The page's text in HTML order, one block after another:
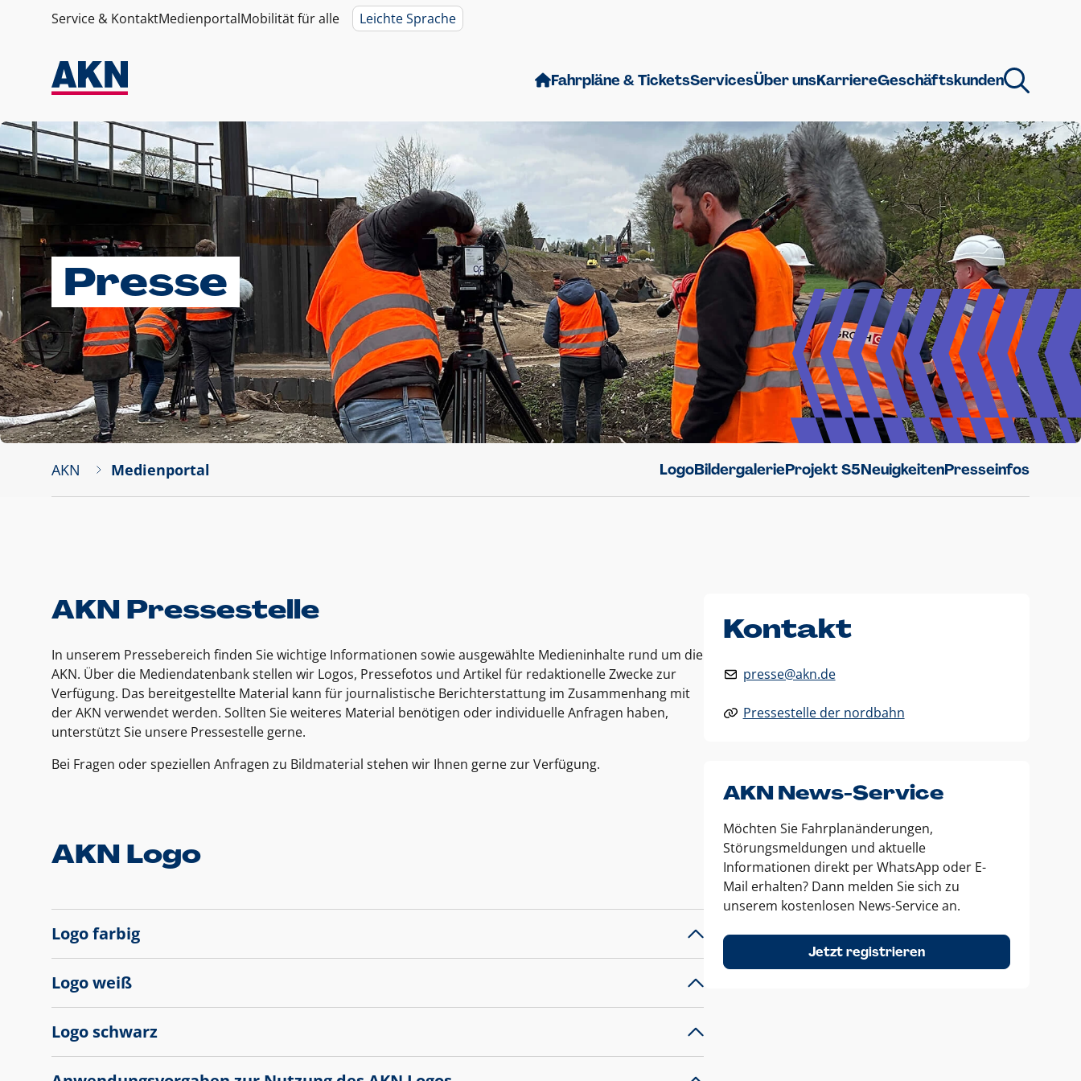
Service & KontaktMedienportalMobilität für alle Leichte Sprache
Fahrpläne & TicketsServicesÜber unsKarriereGeschäftskunden
Presse
AKN Medienportal LogoBildergalerieProjekt S5NeuigkeitenPresseinfos
AKN Pressestelle
In unserem Pressebereich finden Sie wichtige Informationen sowie ausgewählte Medieninhalte rund um die
AKN. Über die Mediendatenbank stellen wir Logos, Pressefotos und Artikel für redaktionelle Zwecke zur
Verfügung. Das bereitgestellte Material kann für journalistische Berichterstattung im Zusammenhang mit
der AKN verwendet werden. Sollten Sie weiteres Material benötigen oder individuelle Anfragen haben,
unterstützt Sie unsere Pressestelle gerne.
Bei Fragen oder speziellen Anfragen zu Bildmaterial stehen wir Ihnen gerne zur Verfügung.
AKN Logo
Logo farbig
Logo weiß
Logo schwarz
Kontakt
presse@akn.de
Pressestelle der nordbahn
AKN News-Service
Möchten Sie Fahrplanänderungen,
Störungsmeldungen und aktuelle
Informationen direkt per WhatsApp oder E-
Mail erhalten? Dann melden Sie sich zu
unserem kostenlosen News-Service an.
Jetzt registrieren